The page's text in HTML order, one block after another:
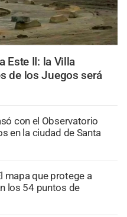
Este II: la Villa
de los Juegos será
con el Observatorio
en la ciudad de Santa
mapa que protege a
los 54 puntos de